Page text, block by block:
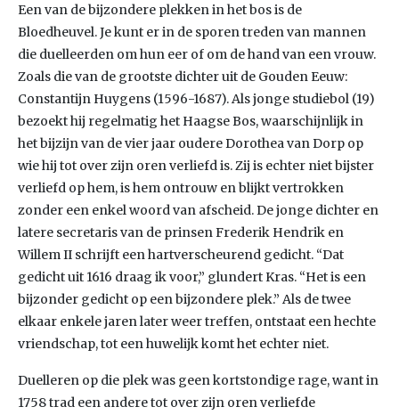
Een van de bijzondere plekken in het bos is de
Bloedheuvel. Je kunt er in de sporen treden van mannen
die duelleerden om hun eer of om de hand van een vrouw.
Zoals die van de grootste dichter uit de Gouden Eeuw:
Constantijn Huygens (1596-1687). Als jonge studiebol (19)
bezoekt hij regelmatig het Haagse Bos, waarschijnlijk in
het bijzijn van de vier jaar oudere Dorothea van Dorp op
wie hij tot over zijn oren verliefd is. Zij is echter niet bijster
verliefd op hem, is hem ontrouw en blijkt vertrokken
zonder een enkel woord van afscheid. De jonge dichter en
latere secretaris van de prinsen Frederik Hendrik en
Willem II schrijft een hartverscheurend gedicht. “Dat
gedicht uit 1616 draag ik voor,” glundert Kras. “Het is een
bijzonder gedicht op een bijzondere plek.” Als de twee
elkaar enkele jaren later weer treffen, ontstaat een hechte
vriendschap, tot een huwelijk komt het echter niet.
Duelleren op die plek was geen kortstondige rage, want in
1758 trad een andere tot over zijn oren verliefde